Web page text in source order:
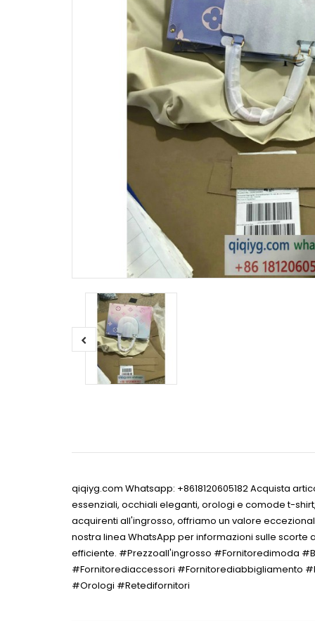
qiqiyg.com Whatsapp: +8618120605182 Acquista
essenziali, occhiali eleganti, orologi e comode t-
acquirenti all'ingrosso, offriamo un valore
nostra linea WhatsApp per informazioni sulle
efficiente. #Prezzoall'ingrosso #Fornitoredimoda
#Fornitorediaccessori #Fornitorediabbigliamento
#Orologi #Retedifornitori